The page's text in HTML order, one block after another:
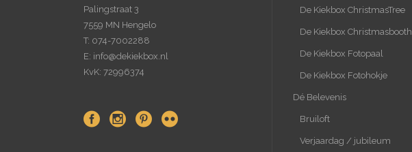
Palingstraat 3
7559 MN Hengelo
T: 074-7002288
E: info@dekiekbox.nl
KvK: 72996374
De Kiekbox ChristmasTree
De Kiekbox Christmasbooth
De Kiekbox Fotopaal
De Kiekbox Fotohokje
Dé Belevenis
Bruiloft
Verjaardag / jubileum